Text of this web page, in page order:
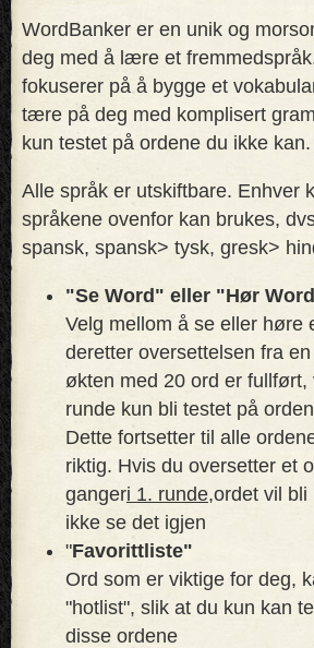
WordBanker er en unik og
deg med å lære et
fokuserer på å bygge et
tære på deg med komplisert
kun testet på ordene du ikke kan.
Alle språk er utskiftbare. Enhver
språkene ovenfor kan brukes,
spansk, spansk> tysk, gresk>
"Se Word" eller "Hør
Velg mellom å se eller høre
deretter oversettelsen fra
økten med 20 ord er fullført,
runde kun bli testet på
Dette fortsetter til alle
riktig. Hvis du oversetter et
gangeri 1. runde,ordet vil bli
ikke se det igjen
"Favorittliste"
Ord som er viktige for deg,
"hotlist", slik at du kun kan
disse ordene